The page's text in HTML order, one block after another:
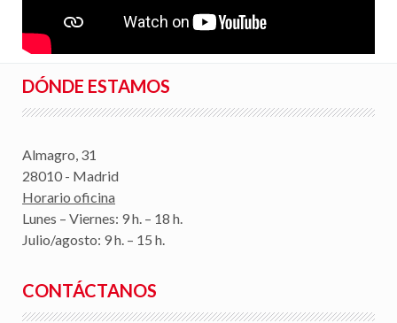
DÓNDE ESTAMOS
Almagro, 31
28010 - Madrid
Horario oficina
Lunes – Viernes: 9 h. – 18 h.
Julio/agosto: 9 h. – 15 h.
CONTÁCTANOS